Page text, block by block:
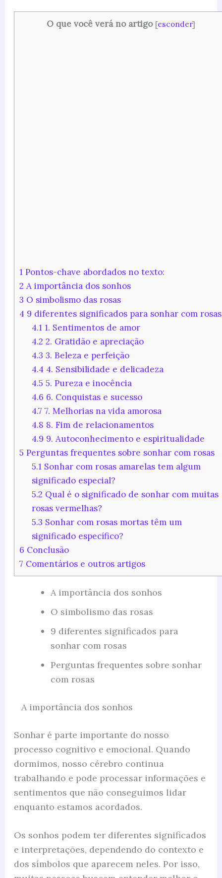
O que você verá no artigo [esconder]
1Pontos-chave abordados no texto:
2 A importância dos sonhos
3 O simbolismo das rosas
4 9 diferentes significados para sonhar com rosas
4.1 1. Sentimentos de amor
4.2 2. Gratidão e apreciação
4.3 3. Beleza e perfeição
4.4 4. Sensibilidade e delicadeza
4.5 5. Pureza e inocência
4.6 6. Conquistas e sucesso
4.7 7. Melhorias na vida amorosa
4.8 8. Fim de relacionamentos
4.9 9. Autoconhecimento e espiritualidade
5 Perguntas frequentes sobre sonhar com rosas
5.1 Sonhar com rosas amarelas tem algum
significado especial?
5.2 Qual é o significado de sonhar com muitas
rosas vermelhas?
5.3 Sonhar com rosas mortas têm um
significado específico?
6 Conclusão
7 Comentários e outros artigos
A importância dos sonhos
O simbolismo das rosas
9 diferentes significados para
sonhar com rosas
Perguntas frequentes sobre sonhar
com rosas
A importância dos sonhos
Sonhar é parte importante do nosso
processo cognitivo e emocional. Quando
dormimos, nosso cérebro continua
trabalhando e pode processar informações e
sentimentos que não conseguimos lidar
enquanto estamos acordados.
Os sonhos podem ter diferentes significados
e interpretações, dependendo do contexto e
dos símbolos que aparecem neles. Por isso,